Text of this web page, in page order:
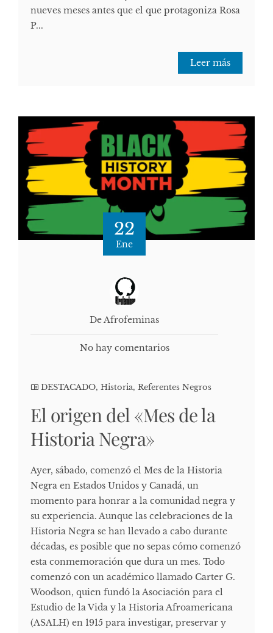
nueves meses antes que el que protagoniza Rosa
P...
Leer más
22
Ene
De Afrofeminas
No hay comentarios
DESTACADO, Historia, Referentes Negros
El origen del «Mes de la
Historia Negra»
Ayer, sábado, comenzó el Mes de la Historia
Negra en Estados Unidos y Canadá, un
momento para honrar a la comunidad negra y
su experiencia. Aunque las celebraciones de la
Historia Negra se han llevado a cabo durante
décadas, es posible que no sepas cómo comenzó
esta conmemoración que dura un mes. Todo
comenzó con un académico llamado Carter G.
Woodson, quien fundó la Asociación para el
Estudio de la Vida y la Historia Afroamericana
(ASALH) en 1915 para investigar, preservar y